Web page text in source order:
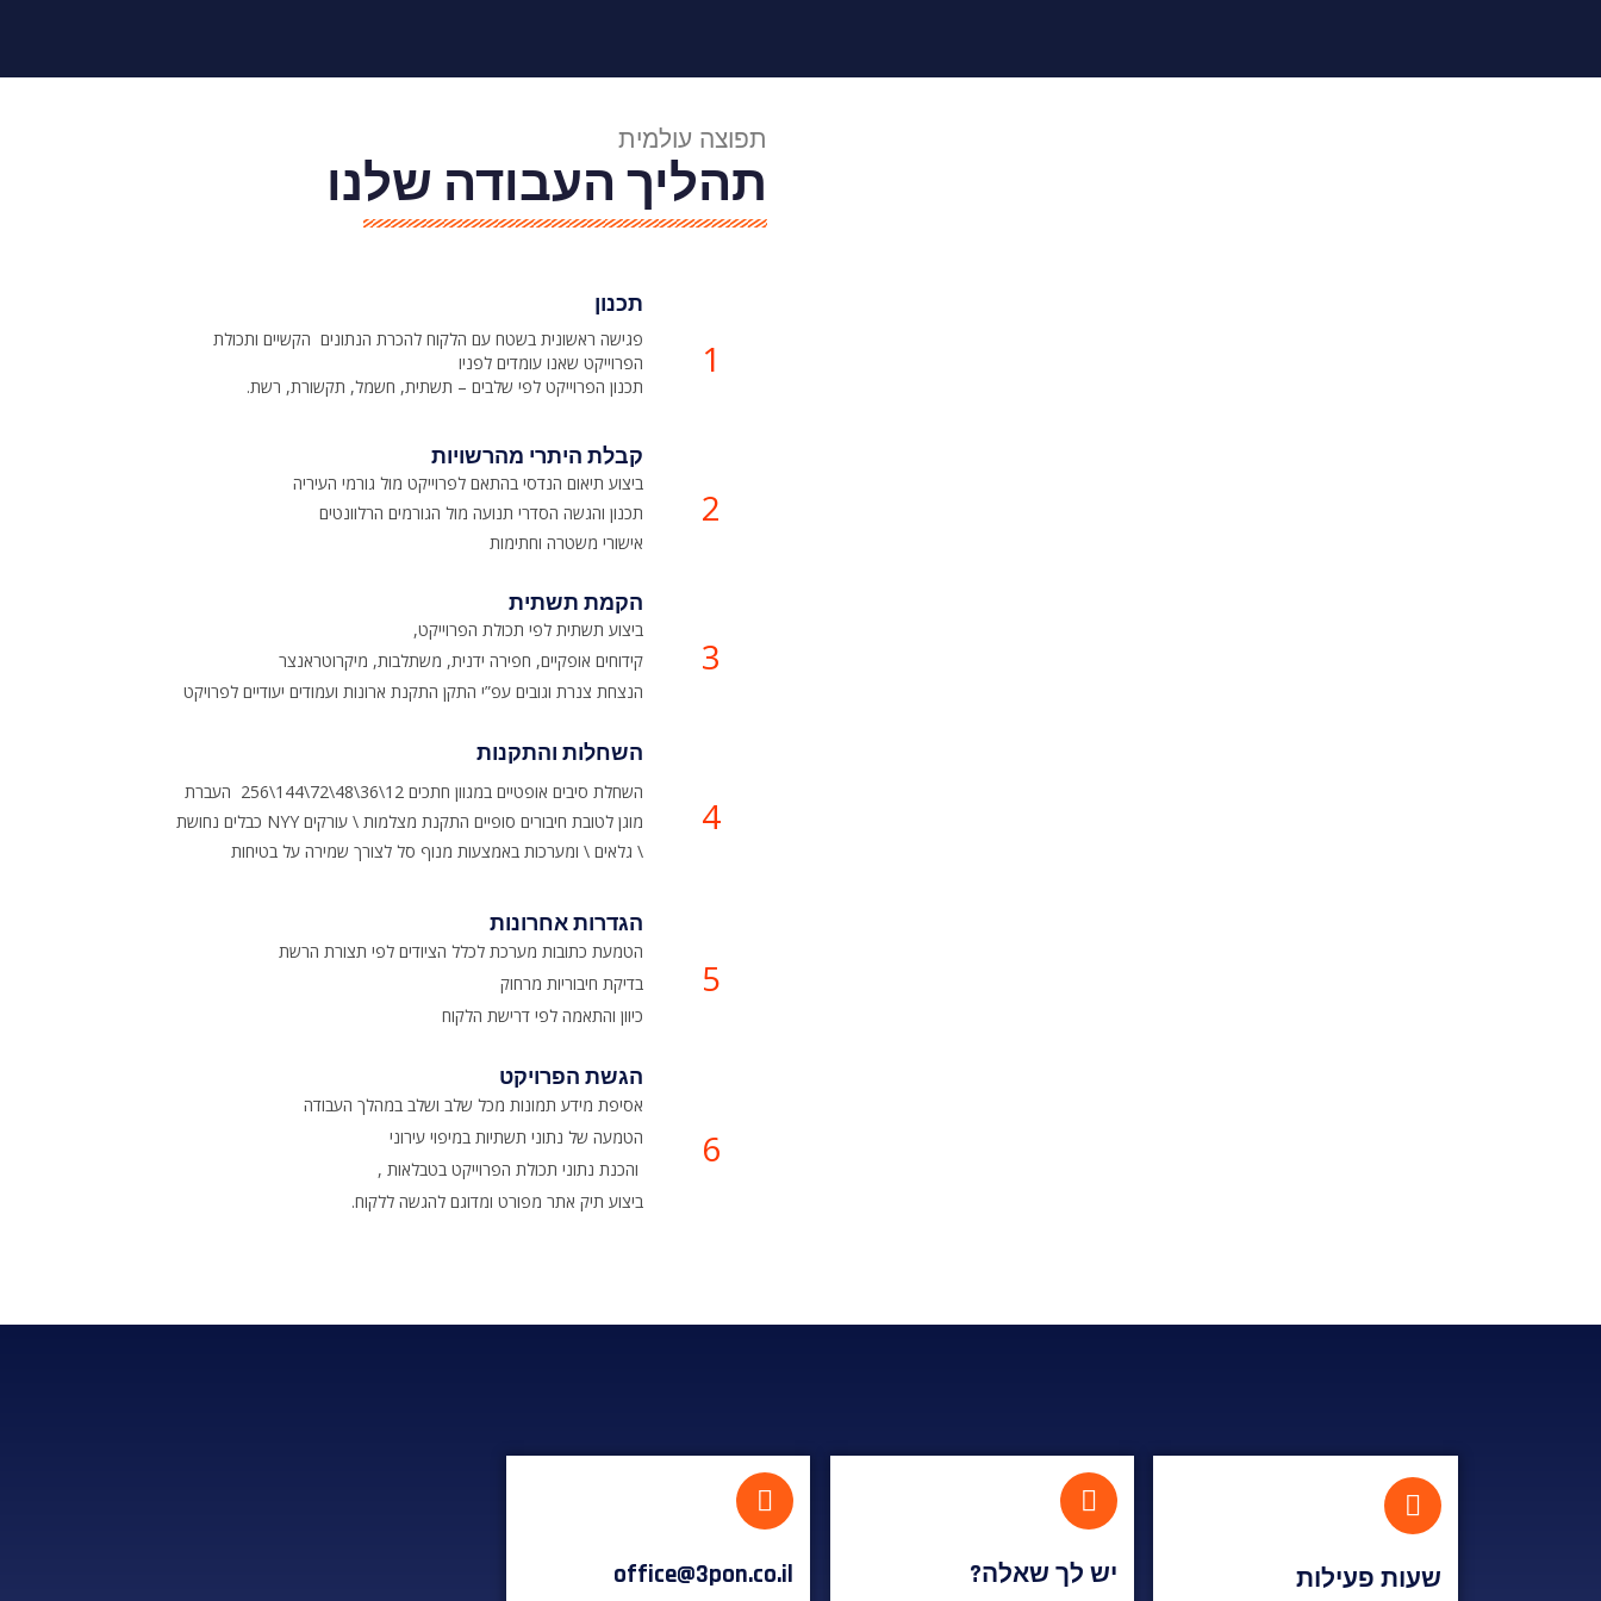
תפוצה עולמית
תהליך העבודה שלנו
תכנון
פגישה ראשונית בשטח עם הלקוח להכרת הנתונים הקשיים ותכולת
הפרוייקט שאנו עומדים לפניו
.תכנון הפרוייקט לפי שלבים – תשתית, חשמל, תקשורת, רשת
1
קבלת היתרי מהרשויות
ביצוע תיאום הנדסי בהתאם לפרוייקט מול גורמי העיריה
תכנון והגשה הסדרי תנועה מול הגורמים הרלוונטים
אישורי משטרה וחתימות
2
הקמת תשתית
,ביצוע תשתית לפי תכולת הפרוייקט
קידוחים אופקיים, חפירה ידנית, משתלבות, מיקרוטראנצר
הנצחת צנרת וגובים עפ”י התקן התקנת ארונות ועמודים יעודיים לפרויקט
3
השחלות והתקנות
השחלת סיבים אופטיים במגוון חתכים 12\36\48\72\144\256 העברת
כבלים נחושת NYY מוגן לטובת חיבורים סופיים התקנת מצלמות \ עורקים
\ גלאים \ ומערכות באמצעות מנוף סל לצורך שמירה על בטיחות
4
הגדרות אחרונות
הטמעת כתובות מערכת לכלל הציודים לפי תצורת הרשת
בדיקת חיבוריות מרחוק
כיוון והתאמה לפי דרישת הלקוח
5
הגשת הפרויקט
אסיפת מידע תמונות מכל שלב ושלב במהלך העבודה
הטמעה של נתוני תשתיות במיפוי עירוני
.ביצוע תיק אתר מפורט ומדוגם להגשה ללקוח
6
office@3pon.co.il ?יש לך שאלה שעות פעילות